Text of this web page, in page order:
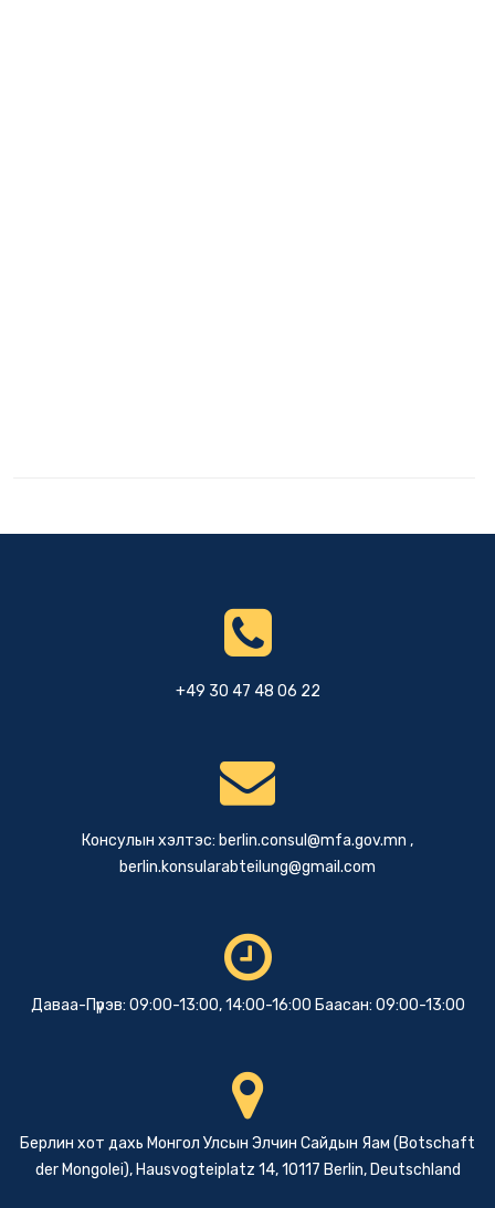
+49 30 47 48 06 22
Консулын хэлтэс: berlin.consul@mfa.gov.mn ,
berlin.konsularabteilung@gmail.com
Даваа-Пүрэв: 09:00-13:00, 14:00-16:00 Баасан: 09:00-13:00
Берлин хот дахь Монгол Улсын Элчин Сайдын Яам (Botschaft
der Mongolei), Hausvogteiplatz 14, 10117 Berlin, Deutschland